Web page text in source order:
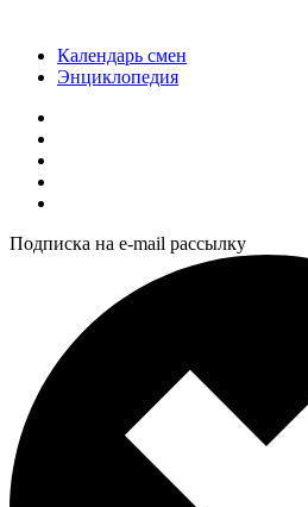
Календарь смен
Энциклопедия
Подписка на e-mail рассылку